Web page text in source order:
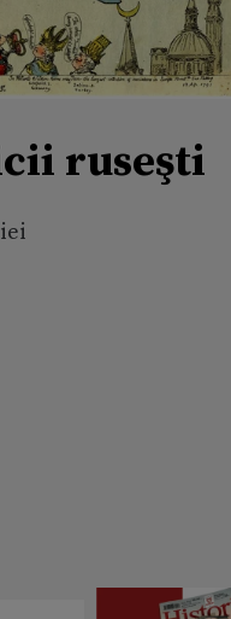
ruseşti